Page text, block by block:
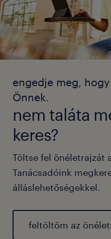
engedje meg,
Önnek.
nem taláta
keres?
Töltse fel önéletrajzát
Tanácsadóink
álláslehetőségekkel.
feltöltöm az